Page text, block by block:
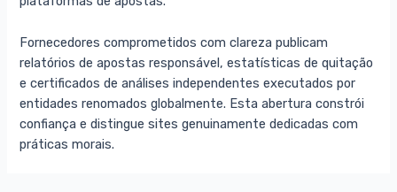
Fornecedores comprometidos com clareza publicam
relatórios de apostas responsável, estatísticas de quitação
e certificados de análises independentes executados por
entidades renomados globalmente. Esta abertura constrói
confiança e distingue sites genuinamente dedicadas com
práticas morais.